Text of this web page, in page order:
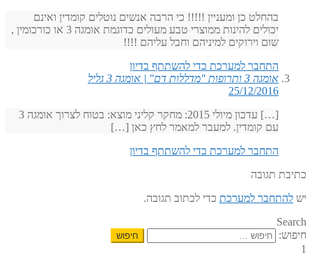
בהחלט כן ומעניין !!!!! כי הרבה אנשים נוטלים קומדין ואינם
יכולים להינות ממוצרי טבע מעולים כדוגמת אומגה 3 או כורכומין ,
שום וירוקים למיניהם וחבל עליהם !!!!
התחבר למערכת כדי להשתתף בדיון
אומגה 3 ותרופות "מדללות דם" | אומגה 3 גליל
25/12/2016
[…] עדכון מיולי 2015: מחקר קליני מוצא: בטוח לצרוך אומגה 3
עם קומדין. למעבר למאמר לחץ כאן […]
התחבר למערכת כדי להשתתף בדיון
כתיבת תגובה
יש להתחבר למערכת כדי לכתוב תגובה.
Search
חיפוש:
1